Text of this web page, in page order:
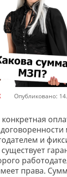
Опубликовано:
и
права.